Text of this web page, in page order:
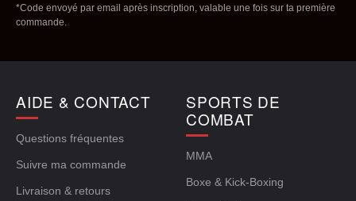
*Code envoyé par email après inscription, valable une fois sur ta première
commande.
AIDE & CONTACT
Questions fréquentes
Suivre ma commande
Livraison & retours
SPORTS DE
COMBAT
MMA
Boxe & Kick-Boxing